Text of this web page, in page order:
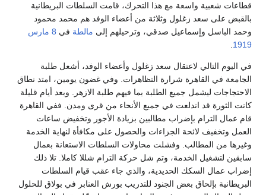
قطاعات شعبية واسعة مع هذا التحرك، قامت السلطات البريطانية
بالقبض على سعد زغلول وثلاثة من أعضاء الوفد هم محمد محمود
وحمد الباسل وإسماعيل صدقي، وترحيلهم إلى مالطة في 8 مارس
1919
في اليوم التالي لاعتقال سعد زغلول وأعضاء الوفد، أشعل طلبة
الجامعة في القاهرة شرارة التظاهرات. وفي غضون يومين، امتد نطاق
الاحتجاجات ليشمل جميع الطلبة بما فيهم طلبة الازهر. وبعد أيام قليلة
كانت الثورة قد اندلعت في جميع الأنحاء من قرى ومدن. ففي القاهرة
قام عمال الترام بإضراب مطالبين بزيادة الأجور وتخفيض ساعات
العمل وتخفيف لائحة الجزاءات والحصول على مكافأة لنهاية الخدمة
وغيرها من المطالب. وفشلت محاولات السلطات الاستعانة بعمال
سابقين لتشغيل الخدمة، وتم شل حركة الترام شللا كاملا. تلا ذلك
إضراب عمال السكك الحديدية، والذي جاء عقب قيام السلطات
البريطانية بإلحاق بعض الجنود للتدريب بورش العنابر في بولاق للحلول